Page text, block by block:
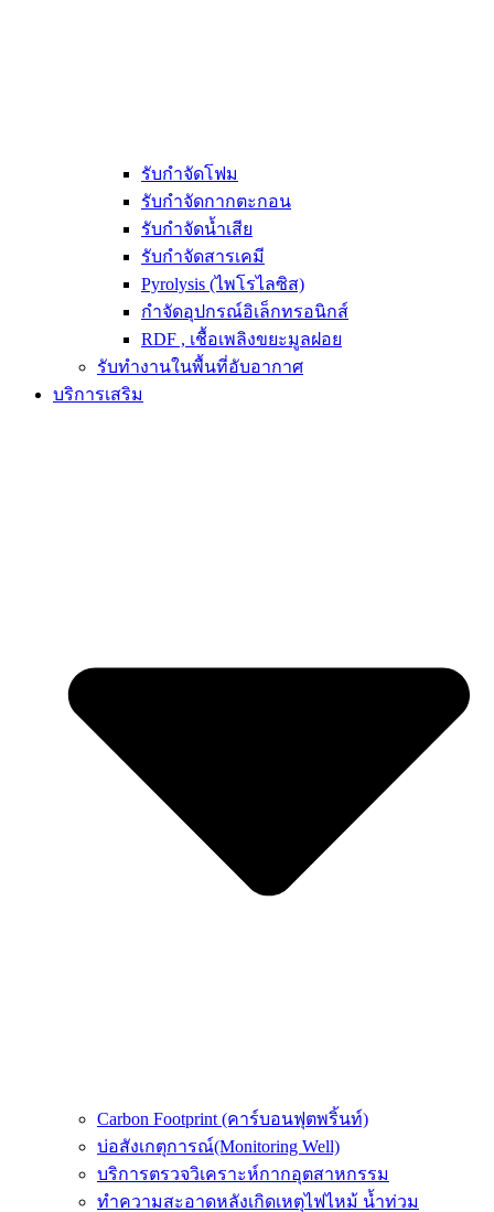
รับกำจัดโฟม
รับกำจัดกากตะกอน
รับกำจัดน้ำเสีย
รับกำจัดสารเคมี
Pyrolysis (ไพโรไลซิส)
กำจัดอุปกรณ์อิเล็กทรอนิกส์
RDF , เชื้อเพลิงขยะมูลฝอย
รับทำงานในพื้นที่อับอากาศ
บริการเสริม
Carbon Footprint (คาร์บอนฟุตพริ้นท์)
บ่อสังเกตุการณ์(Monitoring Well)
บริการตรวจวิเคราะห์กากอุตสาหกรรม
ทำความสะอาดหลังเกิดเหตุไฟไหม้ น้ำท่วม